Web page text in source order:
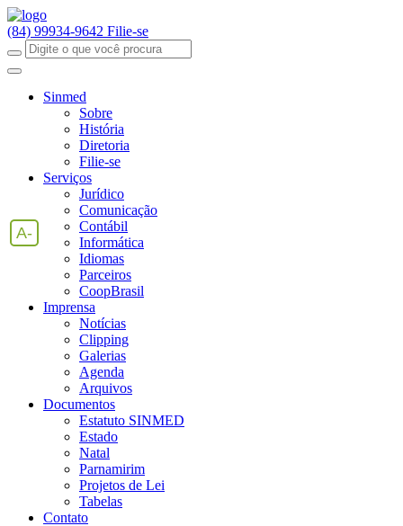
(84) 99934-9642 Filie-se
Sinmed
Sobre
História
Diretoria
Filie-se
Serviços
Jurídico
Comunicação
Contábil
Informática
Idiomas
Parceiros
CoopBrasil
Imprensa
Notícias
Clipping
Galerias
Agenda
Arquivos
Documentos
Estatuto SINMED
Estado
Natal
Parnamirim
Projetos de Lei
Tabelas
Contato
A-